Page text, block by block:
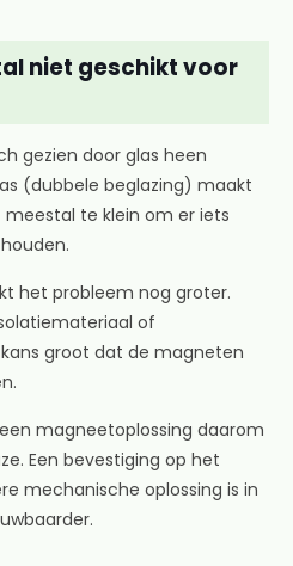
niet geschikt voor
gezien door glas heen
(dubbele beglazing) maakt
te klein om er iets
het probleem nog groter.
of
groot dat de magneten
magneetoplossing daarom
Een bevestiging op het
mechanische oplossing is in